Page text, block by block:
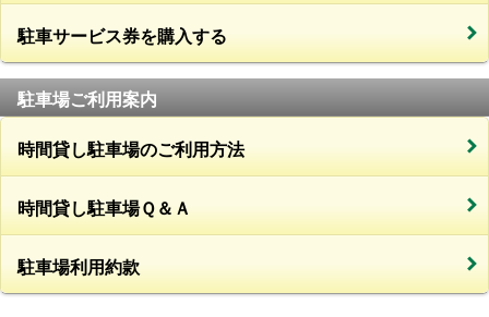
駐車サービス券を購入する
駐車場ご利用案内
時間貸し駐車場のご利用方法
時間貸し駐車場Ｑ＆Ａ
駐車場利用約款